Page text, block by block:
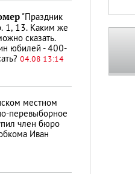
"Праздник
1, 13. Каким же
сказать.
юбилей - 400-
04.08 13:14
местном
перевыборное
член бюро
Иван